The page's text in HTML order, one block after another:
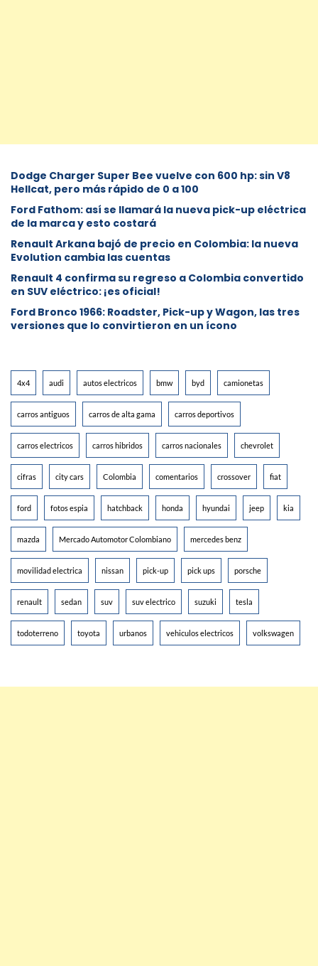
Dodge Charger Super Bee vuelve con 600 hp: sin V8
Hellcat, pero más rápido de 0 a 100
Ford Fathom: así se llamará la nueva pick-up eléctrica
de la marca y esto costará
Renault Arkana bajó de precio en Colombia: la nueva
Evolution cambia las cuentas
Renault 4 confirma su regreso a Colombia convertido
en SUV eléctrico: ¡es oficial!
Ford Bronco 1966: Roadster, Pick-up y Wagon, las tres
versiones que lo convirtieron en un ícono
4x4 audi autos electricos bmw byd camionetas
carros antiguos carros de alta gama carros deportivos
carros electricos carros hibridos carros nacionales chevrolet
cifras city cars Colombia comentarios crossover fiat
ford fotos espia hatchback honda hyundai jeep kia
mazda Mercado Automotor Colombiano mercedes benz
movilidad electrica nissan pick-up pick ups porsche
renault sedan suv suv electrico suzuki tesla
todoterreno toyota urbanos vehiculos electricos volkswagen